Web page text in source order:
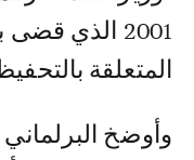
2001 الذي
المتعلقة